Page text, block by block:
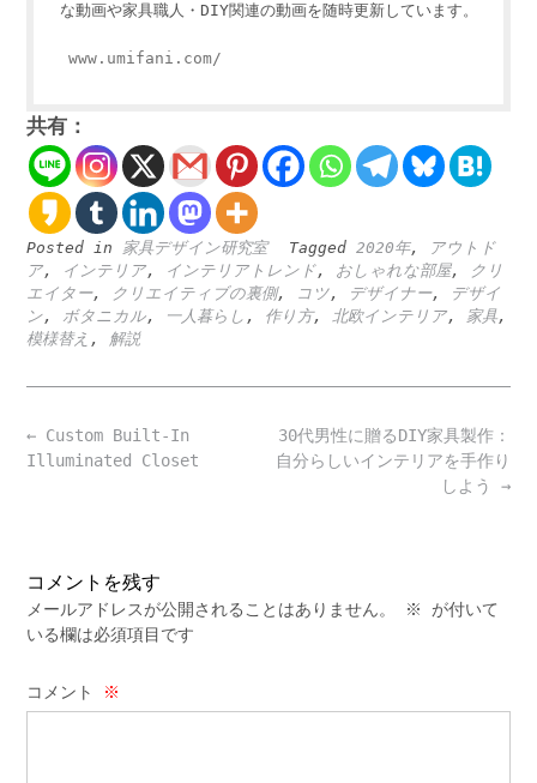
な動画や家具職人・DIY関連の動画を随時更新しています。
www.umifani.com/
共有：
Posted in 家具デザイン研究室 Tagged 2020年,
アウトド
ア, インテリア, インテリアトレンド, おしゃれな部屋,
クリ
エイター, クリエイティブの裏側, コツ, デザイナー,
デザイ
ン, ボタニカル, 一人暮らし , 作り方, 北欧インテリア, 家具,
模様替え , 解説
Post
navigation
30代男性に贈るDIY家具製作：
自分らしいインテリアを手作り
しよう →
← Custom Built-In
Illuminated Closet
コメントを残す
メールアドレスが公開されることはありません。 ※
が付いて
いる欄は必須項目です
コメント ※